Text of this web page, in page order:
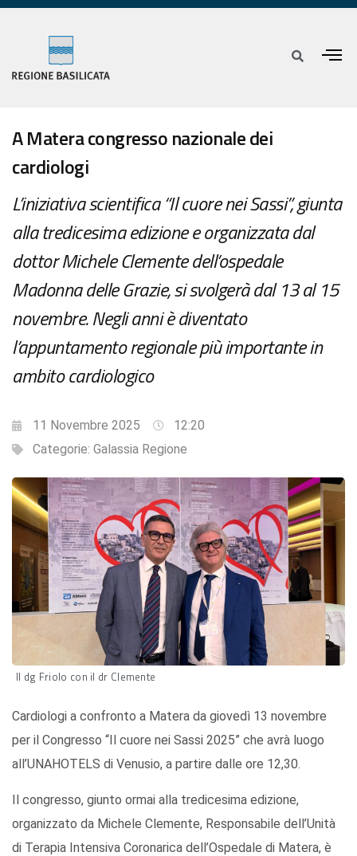
A Matera congresso nazionale dei
cardiologi
L’iniziativa scientifica “Il cuore nei Sassi”, giunta
alla tredicesima edizione e organizzata dal
dottor Michele Clemente dell’ospedale
Madonna delle Grazie, si svolgerà dal 13 al 15
novembre. Negli anni è diventato
l’appuntamento regionale più importante in
ambito cardiologico
11 Novembre 2025
12:20
Categorie: Galassia Regione
Il dg Friolo con il dr Clemente
Cardiologi a confronto a Matera da giovedì 13 novembre
per il Congresso “Il cuore nei Sassi 2025” che avrà luogo
all’UNAHOTELS di Venusio, a partire dalle ore 12,30.
Il congresso, giunto ormai alla tredicesima edizione,
organizzato da Michele Clemente, Responsabile dell’Unità
di Terapia Intensiva Coronarica dell’Ospedale di Matera, è